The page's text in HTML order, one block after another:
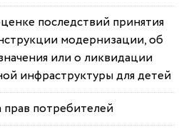
последствий принятия
модернизации, об
или о ликвидации
инфраструктуры для детей
потребителей